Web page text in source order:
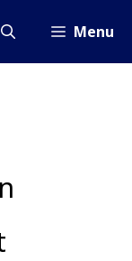
Menu